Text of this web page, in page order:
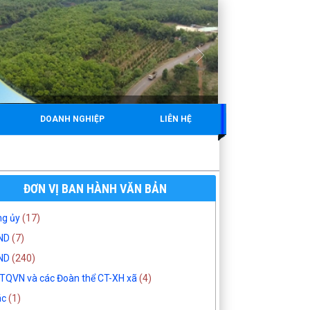
DOANH NGHIỆP LIÊN HỆ
ĐƠN VỊ BAN HÀNH VĂN BẢN
ủy(17)
(7)
(240)
và các Đoàn thể CT-XH xã (4)
(1)